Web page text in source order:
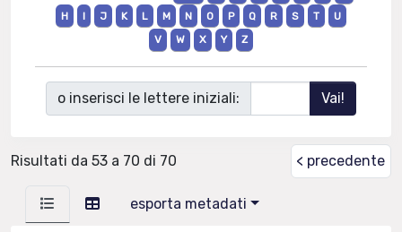
H
I J K L M N O P Q R S T
U
V
W X Y Z
o inserisci le lettere iniziali:
Risultati da 53 a 70 di 70 < precedente
esporta metadati